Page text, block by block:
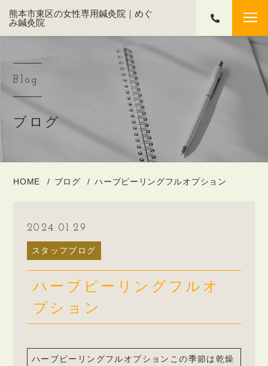
熊本市東区の女性専用鍼灸院｜めぐ
み鍼灸院
Blog
ブログ
HOME ブログ ハーブピーリングフルオプション
2024.01.29
スタッフブログ
ハーブピーリングフルオ
プション
ハーブピーリングフルオプションこの季節は乾燥